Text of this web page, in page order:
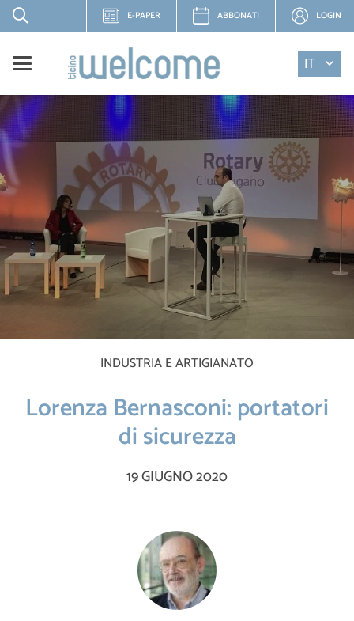
E-PAPER ABBONATI LOGIN
IT
INDUSTRIA E ARTIGIANATO
Lorenza Bernasconi: portatori
di sicurezza
19 GIUGNO 2020